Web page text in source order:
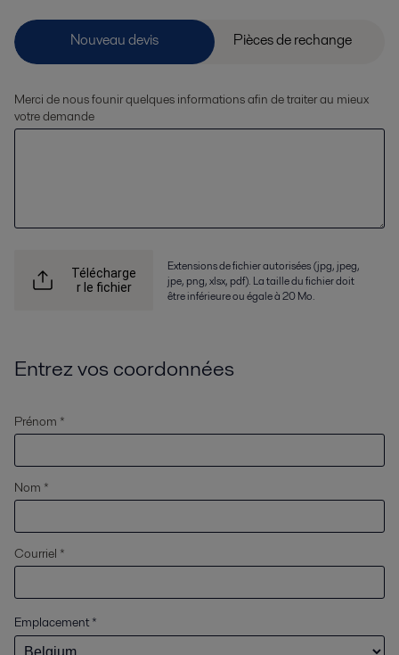
Merci de nous founir quelques informations afin de traiter au mieux
votre demande
Télécharge
r le fichier
Extensions de fichier autorisées (jpg, jpeg,
jpe, png, xlsx, pdf). La taille du fichier doit
être inférieure ou égale à 20 Mo.
Entrez vos coordonnées
Prénom *
Nom *
Courriel *
Emplacement*